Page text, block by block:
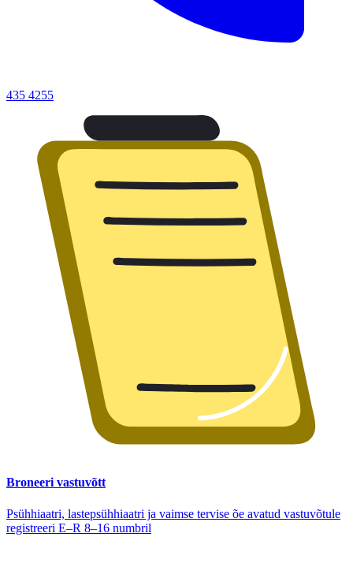
435 4255
Broneeri vastuvõtt
Psühhiaatri, lastepsühhiaatri ja vaimse tervise õe avatud vastuvõtule
registreeri E–R 8–16 numbril